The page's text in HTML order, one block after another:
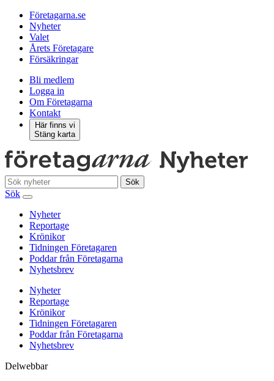
Företagarna.se
Nyheter
Valet
Årets Företagare
Försäkringar
Bli medlem
Logga in
Om Företagarna
Kontakt
Här finns vi
Stäng karta
Sök
Sök
Nyheter
Reportage
Krönikor
Tidningen Företagaren
Poddar från Företagarna
Nyhetsbrev
Nyheter
Reportage
Krönikor
Tidningen Företagaren
Poddar från Företagarna
Nyhetsbrev
Delwebbar